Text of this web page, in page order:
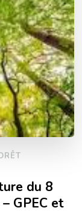
du 8
GPEC et